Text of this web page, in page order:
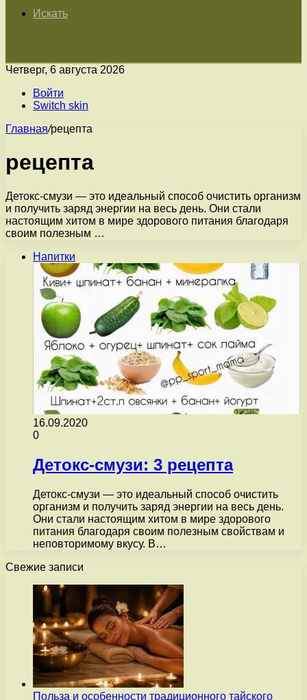
Искать
Четверг, 6 августа 2026
Войти
Switch skin
Главная/рецепта
рецепта
Детокс-смузи — это идеальный способ очистить организм
и получить заряд энергии на весь день. Они стали
настоящим хитом в мире здорового питания благодаря
своим полезным …
Напитки
16.09.2020
0
Детокс-смузи: 3 рецепта
Детокс-смузи — это идеальный способ очистить
организм и получить заряд энергии на весь день.
Они стали настоящим хитом в мире здорового
питания благодаря своим полезным свойствам и
неповторимому вкусу. В…
Свежие записи
Польза и особенности традиционного тайского